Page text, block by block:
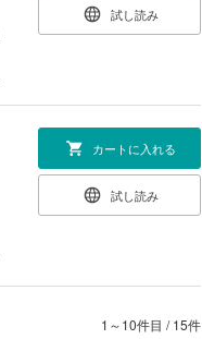
試し読み
カートに入れる
試し読み
カートに入れる
1～10件目 /15件